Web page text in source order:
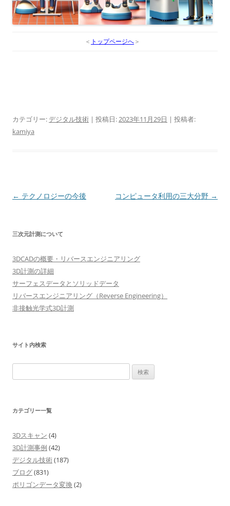
＜ トップページへ＞
カテゴリー: デジタル技術 | 投稿日:2023年11月29日 | 投稿者:
kamiya
投
ビ
ー
シ
ョ
ン
← テクノロジーの今後 コンピュータ利用の三大分野 →
三次元計測について
3DCADの概要・リバースエンジニアリング
3D計測の詳細
サーフェスデータとソリッドデータ
リバースエンジニアリング（Reverse Engineering）
非接触光学式3D計測
サイト内検索
索:
カテゴリー一覧
3Dスキャン (4)
3D計測事例 (42)
デジタル技術(187)
ブログ(831)
ポリゴンデータ変換 (2)